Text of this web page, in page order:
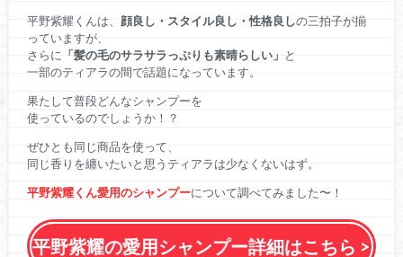
平野紫耀くんは、 顔良し・スタイル良し・性格良しの三拍子が揃
っていますが、
さらに 「髪の毛のサラサラっぷりも素晴らしい」 と
一部のティアラの間で話題になっています。
果たして普段どんなシャンプーを
使っているのでしょうか！？
ぜひとも同じ商品を使って、
同じ香りを纏いたいと思うティアラは少なくないはず。
平野紫耀くん愛用のシャンプーについて調べてみました〜！
平野紫耀の愛用シャンプー詳細はこちら >